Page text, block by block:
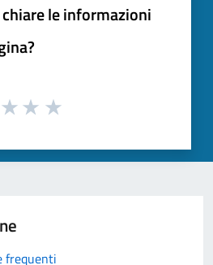
le informazioni
frequenti